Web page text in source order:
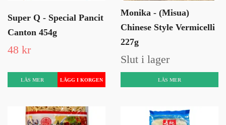
Super Q - Special Pancit
Canton 454g
48 kr
LÄS MER
Monika - (Misua)
Chinese Style Vermicelli
227g
Slut i lager
LÄS MER